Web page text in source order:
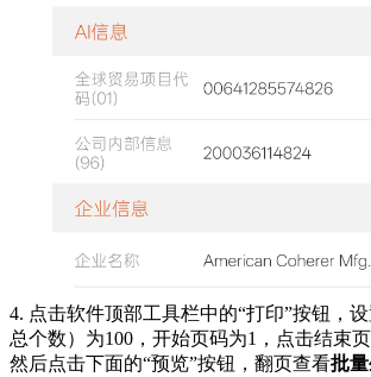
4. 点击软件顶部工具栏中的“打印”按钮，
总个数）为100，开始页码为1，点击结束页
然后点击下面的“预览”按钮，翻页查看批